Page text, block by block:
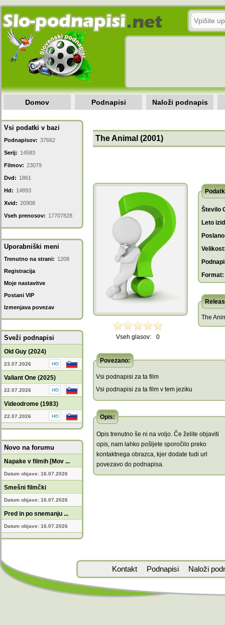
Domov Podnapisi Naloži podnapis
Vsi podatki v bazi
Podnapisov: 37662
Serij: 14583
Filmov: 23079
Dvd: 1861
Hd: 14893
Xvid: 20908
Vseh prenosov: 17707828
Uporabniški meni
Trenutno na strani: 1208
Registracija
Moje nastavitve
Postani VIP
Izmenjava povezav
Sveži podnapisi
Old Guy (2024)
23.07.2026
Valiant One (2025)
22.07.2026
Videodrome (1983)
22.07.2026
Novo na forumu
Napake v filmih [Mov ...
Datum objave: 16.07.2026
Smešni filmčki
Datum objave: 16.07.2026
Pred in po snemanju ...
Datum objave: 16.07.2026
The Animal (2001)
Vseh glasov: 0
Število
Leto
Format:
The
Povezano:
Vsi podnapisi za ta film
Vsi podnapisi za ta film v tem jeziku
Opis:
Opis trenutno še ni na voljo. Če želite objaviti
opis, nam lahko pošljete sporočilo preko
kontaktnega obrazca, kjer dodate tudi url
povezavo do podnapisa.
Kontakt Podnapisi Naloži